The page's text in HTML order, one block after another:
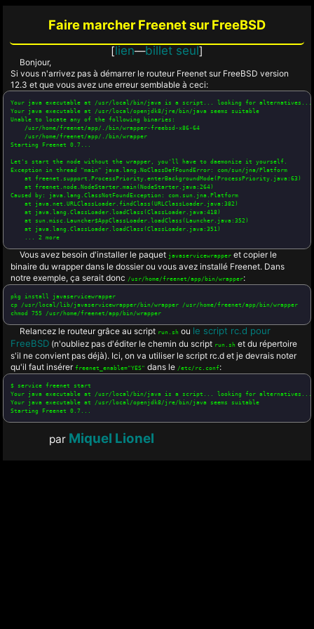
Faire marcher Freenet sur FreeBSD
[lien—billet seul]
Bonjour,
Si vous n'arrivez pas à démarrer le routeur Freenet sur FreeBSD version
12.3 et que vous avez une erreur semblable à ceci:
Your java executable at /usr/local/bin/java is a script... looking for alternatives...
Your java executable at /usr/local/openjdk8/jre/bin/java seems suitable
Unable to locate any of the following binaries:
    /usr/home/freenet/app/./bin/wrapper-freebsd-x86-64
    /usr/home/freenet/app/./bin/wrapper
Starting Freenet 0.7...
Let's start the node without the wrapper, you'll have to daemonize it yourself.
Exception in thread "main" java.lang.NoClassDefFoundError: com/sun/jna/Platform
    at freenet.support.ProcessPriority.enterBackgroundMode(ProcessPriority.java:63)
    at freenet.node.NodeStarter.main(NodeStarter.java:264)
Caused by: java.lang.ClassNotFoundException: com.sun.jna.Platform
    at java.net.URLClassLoader.findClass(URLClassLoader.java:382)
    at java.lang.ClassLoader.loadClass(ClassLoader.java:418)
    at sun.misc.Launcher$AppClassLoader.loadClass(Launcher.java:352)
    at java.lang.ClassLoader.loadClass(ClassLoader.java:351)
Vous avez besoin d'installer le paquet javaservicewrapperet copier le
binaire du wrapper dans le dossier ou vous avez installé Freenet. Dans
notre exemple, ça serait donc /usr/home/freenet/app/bin/wrapper:
pkg install javaservicewrapper
cp /usr/local/lib/javaservicewrapper/bin/wrapper /usr/home/freenet/app/bin/wrapper
Relancez le routeur grâce au script run.sh ou le script rc.d pour
FreeBSD (n'oubliez pas d'éditer le chemin du script run.sh et du répertoire
s'il ne convient pas déjà). Ici, on va utiliser le script rc.d et je devrais noter
qu'il faut insérerfreenet_enable="YES" dans le /etc/rc.conf:
$ service freenet start
Your java executable at /usr/local/bin/java is a script... looking for alternatives...
Your java executable at /usr/local/openjdk8/jre/bin/java seems suitable
par Miquel Lionel